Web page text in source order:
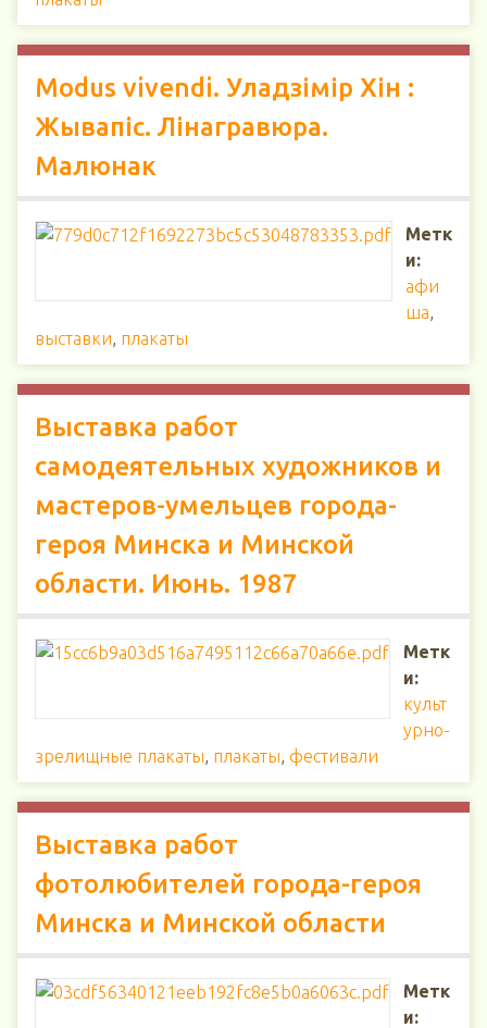
Modus vivendi. Уладзімір Хін :
Жывапіс. Лінагравюра.
Малюнак
Метк
и:
афи
ша,
выставки, плакаты
Выставка работ
самодеятельных художников и
мастеров-умельцев города-
героя Минска и Минской
области. Июнь. 1987
Метк
и:
культ
урно-
зрелищные плакаты, плакаты, фестивали
Выставка работ
фотолюбителей города-героя
Минска и Минской области
Метк
и: